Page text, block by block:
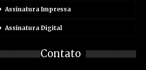
Assinatura Impressa
Assinatura Digital
Contato